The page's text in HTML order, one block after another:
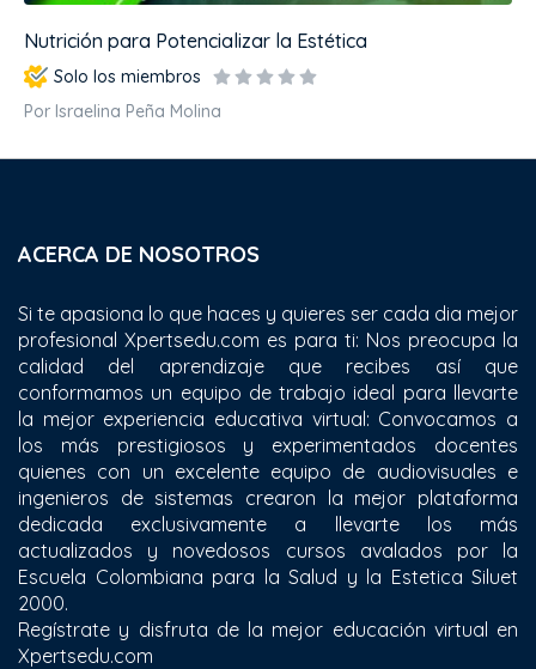
Nutrición para Potencializar la Estética
Solo los miembros
Por Israelina Peña Molina
ACERCA DE NOSOTROS
Si te apasiona lo que haces y quieres ser cada dia mejor
profesional Xpertsedu.com es para ti: Nos preocupa la
calidad del aprendizaje que recibes así que
conformamos un equipo de trabajo ideal para llevarte
la mejor experiencia educativa virtual: Convocamos a
los más prestigiosos y experimentados docentes
quienes con un excelente equipo de audiovisuales e
ingenieros de sistemas crearon la mejor plataforma
dedicada exclusivamente a llevarte los más
actualizados y novedosos cursos avalados por la
Escuela Colombiana para la Salud y la Estetica Siluet
2000.
Regístrate y disfruta de la mejor educación virtual en
Xpertsedu.com